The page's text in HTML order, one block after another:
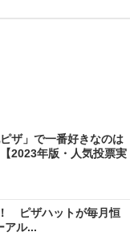
ピザ」で一番好きなのは
2023年版・人気投票実
ピザハットが毎月恒
アル...